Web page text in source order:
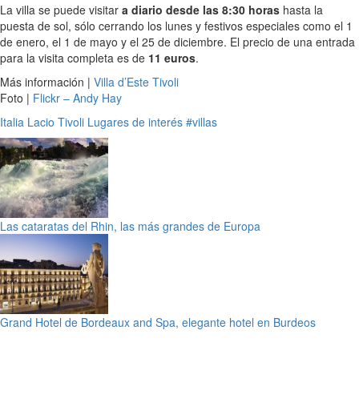
La villa se puede visitar a diario desde las 8:30 horas hasta la
puesta de sol, sólo cerrando los lunes y festivos especiales como el 1
de enero, el 1 de mayo y el 25 de diciembre. El precio de una entrada
para la visita completa es de 11 euros.
Más información | Villa d’Este Tivoli
Foto | Flickr – Andy Hay
Italia Lacio Tivoli Lugares de interés #villas
Las cataratas del Rhin, las más grandes de Europa
Grand Hotel de Bordeaux and Spa, elegante hotel en Burdeos